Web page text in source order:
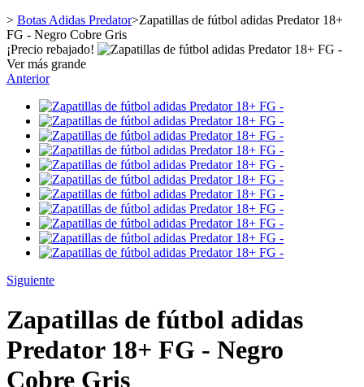
> Botas Adidas Predator>Zapatillas de fútbol adidas Predator 18+
FG - Negro Cobre Gris
¡Precio rebajado!
Ver más grande
Anterior
Siguiente
Zapatillas de fútbol adidas
Predator 18+ FG - Negro
Cobre Gris